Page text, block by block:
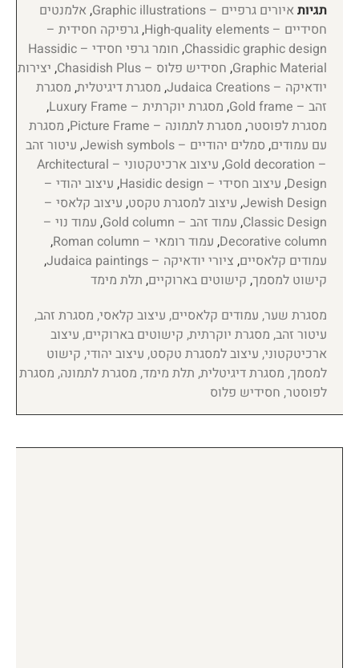
תגיות איורים גרפיים – Graphic illustrations , אלמנטים
חסידיים – High-quality elements
,גרפיקה חסידית –
Chassidic graphic design
,
חומר גרפי חסידי – Hassidic
Graphic Material
, חסידיש פלוס – Chasidish Plus , יצירות
יודאיקה – Judaica Creations
, מסגרת דיגיטלית, מסגרת
זהב – Gold frame
, מסגרת יוקרתית – Luxury Frame
,
מסגרת לפוסטר, מסגרת לתמונה – Picture Frame , מסגרת
עם עמודים, סמלים יהודיים – Jewish symbols , עיטור זהב
– Gold decoration
,
עיצוב ארכיטקטוני – Architectural
Design
, עיצוב חסידי – Hasidic design , עיצוב יהודי –
Jewish Design
, עיצוב למסגרת טקסט, עיצוב קלאסי –
Classic Design
, עמוד זהב – Gold column , עמוד נוי –
Decorative column
, עמוד רומאי – Roman column
,
עמודים קלאסיים, ציורי יודאיקה – Judaica paintings
,
קישוט למסמך, קישוטים בארוקיים, תלת מימד
מסגרת שער, עמודים קלאסיים, עיצוב קלאסי, מסגרת זהב,
עיטור זהב, מסגרת יוקרתית, קישוטים בארוקיים, עיצוב
ארכיטקטוני, עיצוב למסגרת טקסט, עיצוב יהודי, קישוט
למסמך, מסגרת דיגיטלית, תלת מימד, מסגרת לתמונה, מסגרת
לפוסטר, חסידיש פלוס